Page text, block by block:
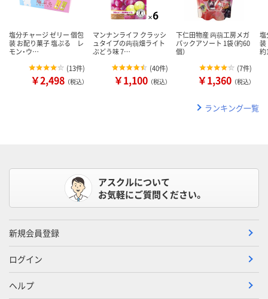
塩分チャージ ゼリー 個包
装 お配り菓子 塩ぷる レ
モン・ウ…
(13件)
￥2,498 （税込）
マンナンライフ クラッシ
ュタイプの蒟蒻畑ライト
ぶどう味 7…
(40件)
￥1,100 （税込）
下仁田物産 蒟蒻工房メガ
パックアソート 1袋（約60
個）
(7件)
￥1,360 （税込）
塩
ランキング一覧
アスクルについて
お気軽にご質問ください。
新規会員登録
ログイン
ヘルプ